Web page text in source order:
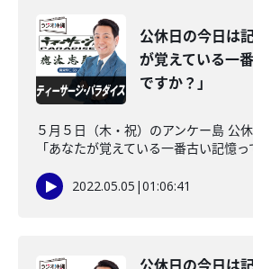
公休日の今日は
が覚えている一
ですか？」
５月５日（木・祝）のアンケー島 公
「あなたが覚えている一番古い記憶っ
2022.05.05 |01:06:41